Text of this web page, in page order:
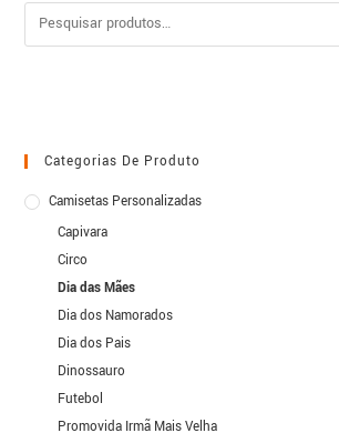
Categorias De Produto
Camisetas Personalizadas
Capivara
Circo
Dia das Mães
Dia dos Namorados
Dia dos Pais
Dinossauro
Futebol
Promovida Irmã Mais Velha